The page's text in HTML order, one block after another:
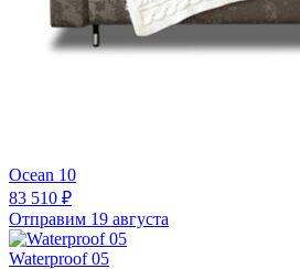
Ocean 10
83 510 ₽
Отправим 19 августа
Waterproof 05